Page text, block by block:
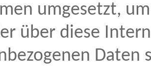
umgesetzt,
über diese
Daten